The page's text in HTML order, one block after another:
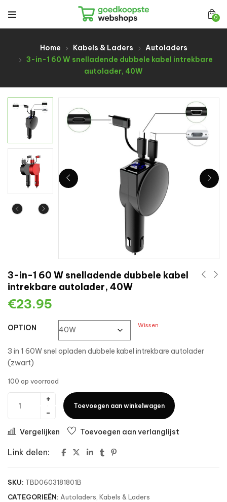
0
Home Kabels & Laders
Autoladers
3-in-1 60 W snelladende dubbele kabel intrekbare
autolader, 40W
3-in-1 60 W snelladende dubbele kabel
intrekbare autolader, 40W
€23.95
OPTION Wissen
3 in 1 60W snel opladen dubbele kabel intrekbare autolader
(zwart)
100 op voorraad
Toevoegen aan winkelwagen
Vergelijken Toevoegen aan verlanglijst
Link delen:
SKU: TBD0603181801B
CATEGORIEËN: Autoladers Kabels & Laders